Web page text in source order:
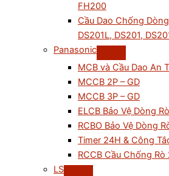
FH200
Cầu Dao Chống
DS201L, DS201,
Panasonic
MCB và Cầu Dao An
MCCB 2P – GD
MCCB 3P – GD
ELCB Bảo Vệ Dòng
RCBO Bảo Vệ Dòng
Timer 24H & Công
RCCB Cầu Chống Rò
LS